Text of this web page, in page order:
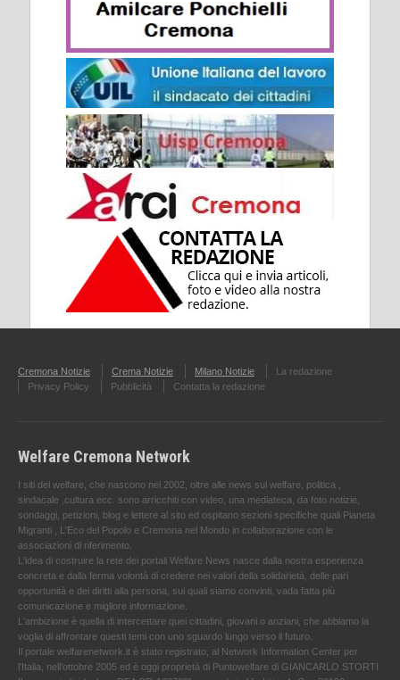
Cremona Notizie Crema Notizie Milano Notizie
La redazione
Privacy Policy
Pubblicità Contatta la redazione
Welfare Cremona Network
I siti del welfare, che nascono nel 2002, oltre alle news sul welfare, politica ,
sindacale ,cultura ecc. sono arricchiti con video, una mediateca, da foto notizie,
sondaggi, petizioni, blog e lettere al sito ed ospitano sezioni specifiche quali Pianeta
Migranti , L'Eco del Popolo e Cremona nel Mondo in collaborazione con le
associazioni di riferimento.
L'idea di costruire la rete dei portali Welfare News nasce dalla nostra esperienza
concreta e dalla ferma volontà di credere nei valori della solidarietà, delle pari
opportunità e dei diritti alla persona, sui quali siamo convinti, vada fatta più
comunicazione e migliore informazione.
L'ambizione è quella di intercettare quei cittadini, giovani o anziani, che abbiamo la
voglia di affrontare questi temi con uno sguardo lungo verso il futuro.
Il portale welfarenetwork.it è stato registrato, al Network Information Center per
l'Italia, nell’ottobre 2005 ed è oggi proprietà di Puntowelfare di GIANCARLO STORTI